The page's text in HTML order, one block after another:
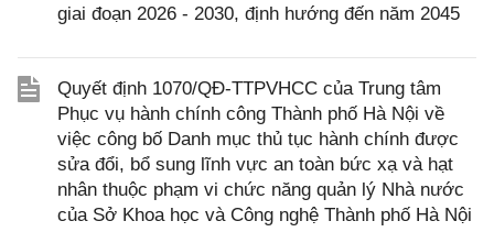
giai đoạn 2026 - 2030, định hướng đến năm 2045
Quyết định 1070/QĐ-TTPVHCC của Trung tâm
Phục vụ hành chính công Thành phố Hà Nội về
việc công bố Danh mục thủ tục hành chính được
sửa đổi, bổ sung lĩnh vực an toàn bức xạ và hạt
nhân thuộc phạm vi chức năng quản lý Nhà nước
của Sở Khoa học và Công nghệ Thành phố Hà Nội